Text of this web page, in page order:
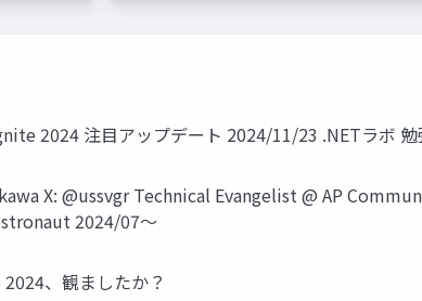
2024 注目アップデート 2024/11/23 .NETラボ
X: @ussvgr Technical Evangelist @ AP
2024/07～
、観ましたか？